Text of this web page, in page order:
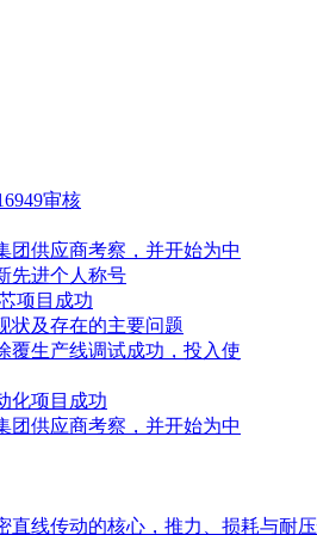
审核
团供应商考察，并开始为中
先进个人称号
项目成功
状及存在的主要问题
覆生产线调试成功，投入使
化项目成功
团供应商考察，并开始为中
直线传动的核心，推力、损耗与耐